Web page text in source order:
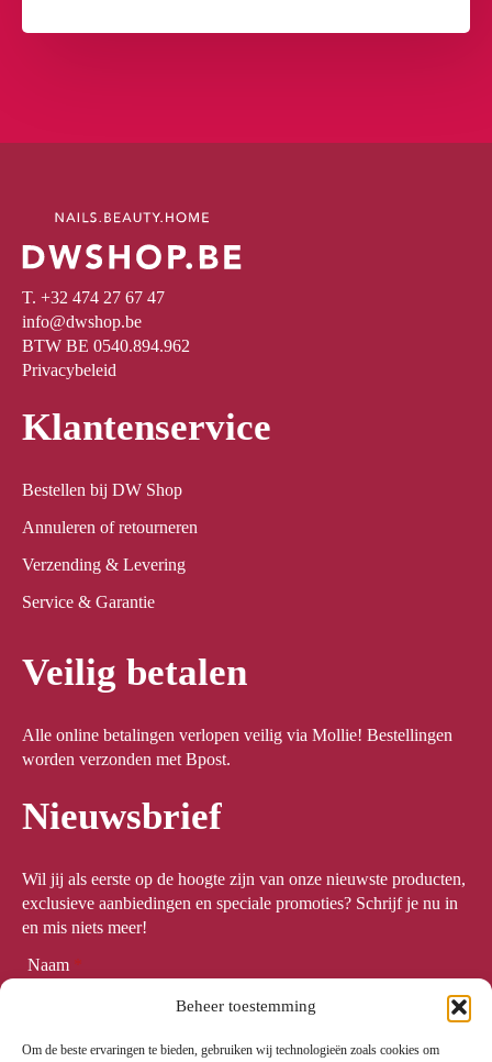
Beheer toestemming
Om de beste ervaringen te bieden, gebruiken wij technologieën zoals cookies om
T. +32 474 27 67 47
info@dwshop.be
BTW BE 0540.894.962
Privacybeleid
Klantenservice
Bestellen bij DW Shop
Annuleren of retourneren
Verzending & Levering
Service & Garantie
Veilig betalen
Alle online betalingen verlopen veilig via Mollie! Bestellingen
worden verzonden met Bpost.
Nieuwsbrief
Wil jij als eerste op de hoogte zijn van onze nieuwste producten,
exclusieve aanbiedingen en speciale promoties? Schrijf je nu in
en mis niets meer!
Naam *
Email *